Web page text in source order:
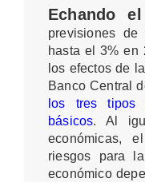
Echando
previsiones
hasta el 3% en
los efectos de
Banco Central
los tres tipos
básicos. Al
económicas,
riesgos para
económico